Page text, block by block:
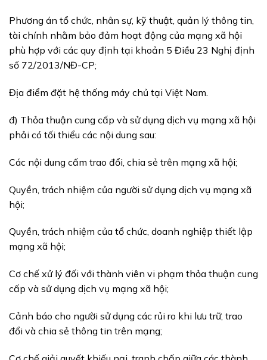
Phương án tổ chức, nhân sự, kỹ thuật, quản lý thông tin,
tài chính nhằm bảo đảm hoạt động của mạng xã hội
phù hợp với các quy định tại khoản 5 Điều 23 Nghị định
số 72/2013/NĐ-CP;
Địa điểm đặt hệ thống máy chủ tại Việt Nam.
đ) Thỏa thuận cung cấp và sử dụng dịch vụ mạng xã hội
phải có tối thiểu các nội dung sau:
Các nội dung cấm trao đổi, chia sẻ trên mạng xã hội;
Quyền, trách nhiệm của người sử dụng dịch vụ mạng xã
hội;
Quyền, trách nhiệm của tổ chức, doanh nghiệp thiết lập
mạng xã hội;
Cơ chế xử lý đối với thành viên vi phạm thỏa thuận cung
cấp và sử dụng dịch vụ mạng xã hội;
Cảnh báo cho người sử dụng các rủi ro khi lưu trữ, trao
đổi và chia sẻ thông tin trên mạng;